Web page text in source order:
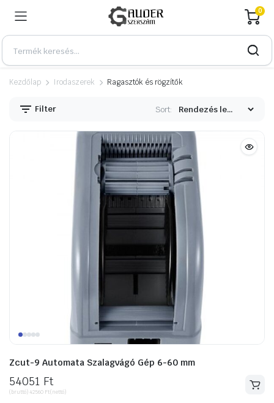
0
Kezdőlap Irodaszerek Ragasztók és rögzítők
Filter Sort:
Zcut-9 Automata Szalagvágó Gép 6-60 mm
54051 Ft
(bruttó) 42560 Ft(nettó)